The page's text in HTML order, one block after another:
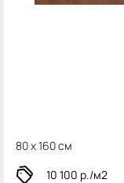
80 x 160 см
10 100 р./м2